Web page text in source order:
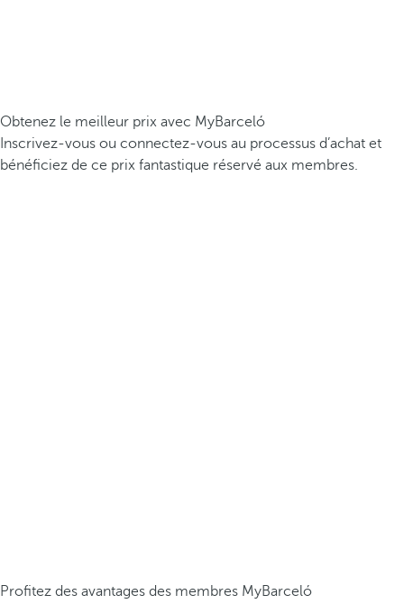
Obtenez le meilleur prix avec MyBarceló
Inscrivez-vous ou connectez-vous au processus d’achat et
bénéficiez de ce prix fantastique réservé aux membres.
Profitez des avantages des membres MyBarceló